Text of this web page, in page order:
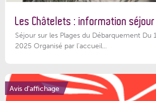
Les Châtelets : information
Séjour sur les Plages du Débarquement Du
2025 Organisé par l’accueil...
Avis d'affichage